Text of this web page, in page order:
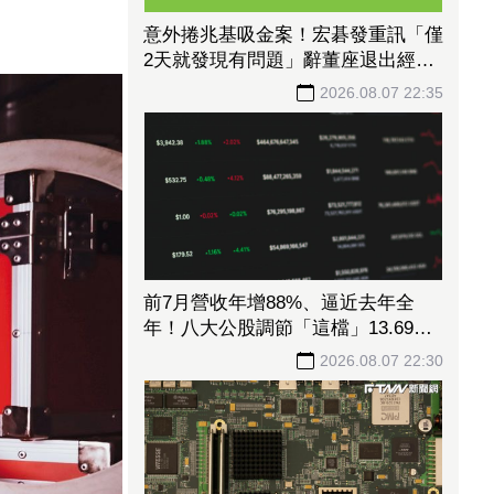
意外捲兆基吸金案！宏碁發重訊「僅
2天就發現有問題」辭董座退出經
營：內部存在管理缺失2026.08.07 22:35
前7月營收年增88%、逼近去年全
年！八大公股調節「這檔」13.69億
2026.08.07 22:30